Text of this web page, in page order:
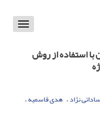
Toggle
استفاده از روش
نژاد هدی قاسمیه